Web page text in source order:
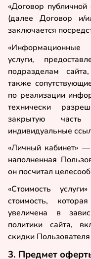
«Договор
(далее Договор и/
заключается
услуги,
подразделам
также
по реализации
технически
закрытую
индивидуальные
«Личный кабинет» —
наполненная
он посчитал
«Стоимость
стоимость,
увеличена в
политики сайта,
скидки
3. Предмет